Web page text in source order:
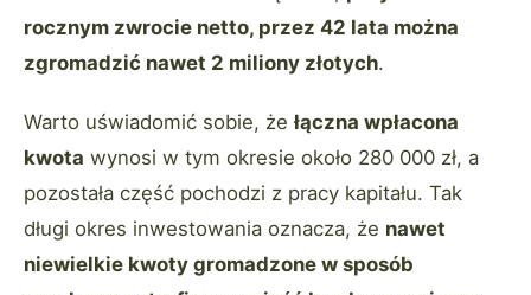
rocznym zwrocie netto, przez 42 lata można
zgromadzić nawet 2 miliony złotych.
Warto uświadomić sobie, żełączna wpłacona
kwota wynosi w tym okresie około 280 000 zł, a
pozostała część pochodzi z pracy kapitału. Tak
długi okres inwestowania oznacza, że nawet
niewielkie kwoty gromadzone w sposób